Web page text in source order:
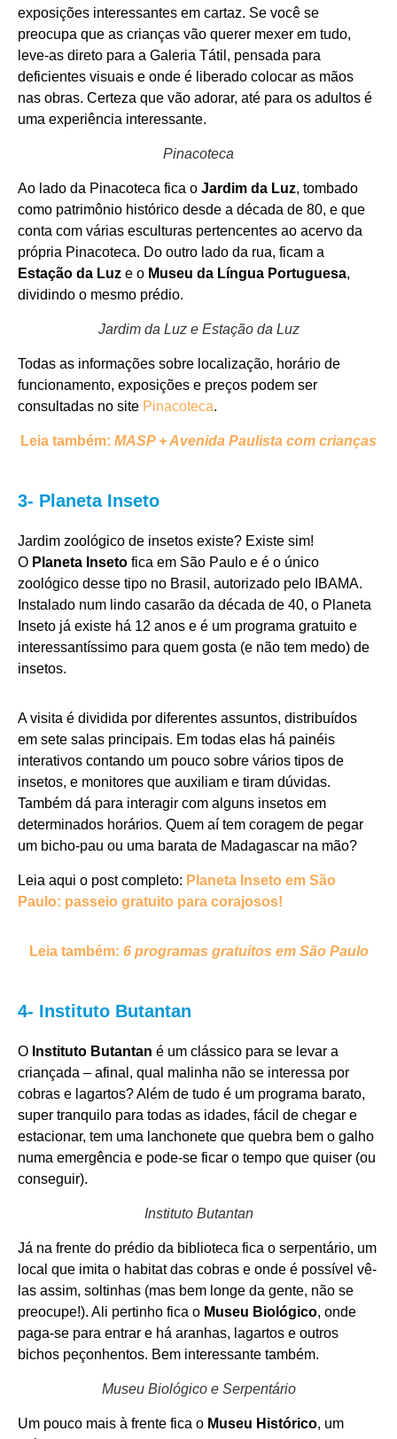
exposições interessantes em cartaz. Se você se
preocupa que as crianças vão querer mexer em tudo,
leve-as direto para a Galeria Tátil, pensada para
deficientes visuais e onde é liberado colocar as mãos
nas obras. Certeza que vão adorar, até para os adultos é
uma experiência interessante.
Pinacoteca
Ao lado da Pinacoteca fica o Jardim da Luz, tombado
como patrimônio histórico desde a década de 80, e que
conta com várias esculturas pertencentes ao acervo da
própria Pinacoteca. Do outro lado da rua, ficam a
Estação da Luz e o Museu da Língua Portuguesa,
dividindo o mesmo prédio.
Jardim da Luz e Estação da Luz
Todas as informações sobre localização, horário de
funcionamento, exposições e preços podem ser
consultadas no site Pinacoteca.
Leia também: MASP + Avenida Paulista com crianças
3- Planeta Inseto
Jardim zoológico de insetos existe? Existe sim!
O Planeta Inseto fica em São Paulo e é o único
zoológico desse tipo no Brasil, autorizado pelo IBAMA.
Instalado num lindo casarão da década de 40, o Planeta
Inseto já existe há 12 anos e é um programa gratuito e
interessantíssimo para quem gosta (e não tem medo) de
insetos.
A visita é dividida por diferentes assuntos, distribuídos
em sete salas principais. Em todas elas há painéis
interativos contando um pouco sobre vários tipos de
insetos, e monitores que auxiliam e tiram dúvidas.
Também dá para interagir com alguns insetos em
determinados horários. Quem aí tem coragem de pegar
um bicho-pau ou uma barata de Madagascar na mão?
Leia aqui o post completo: Planeta Inseto em São
Paulo: passeio gratuito para corajosos!
Leia também: 6 programas gratuitos em São Paulo
4- Instituto Butantan
O Instituto Butantan é um clássico para se levar a
criançada – afinal, qual malinha não se interessa por
cobras e lagartos? Além de tudo é um programa barato,
super tranquilo para todas as idades, fácil de chegar e
estacionar, tem uma lanchonete que quebra bem o galho
numa emergência e pode-se ficar o tempo que quiser (ou
conseguir).
Instituto Butantan
Já na frente do prédio da biblioteca fica o serpentário, um
local que imita o habitat das cobras e onde é possível vê-
las assim, soltinhas (mas bem longe da gente, não se
preocupe!). Ali pertinho fica o Museu Biológico, onde
paga-se para entrar e há aranhas, lagartos e outros
bichos peçonhentos. Bem interessante também.
Museu Biológico e Serpentário
Um pouco mais à frente fica o Museu Histórico, um